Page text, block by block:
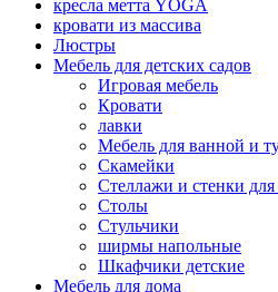
кресла метта YOGA
кровати из массива
Люстры
Мебель для детских садов
Игровая мебель
Кровати
лавки
Мебель для ванной и
Скамейки
Стеллажи и стенки
Столы
Стульчики
ширмы напольные
Шкафчики детские
Мебель для дома